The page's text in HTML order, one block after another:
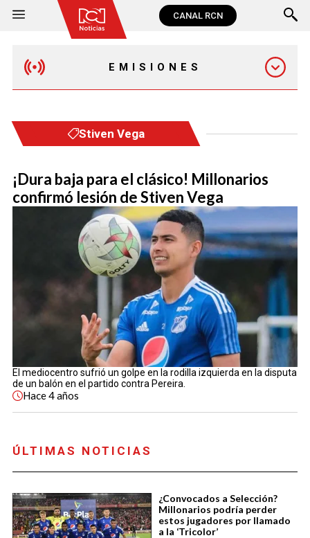
CANAL RCN
EMISIONES
EMISIÓN 7:00 PM
EMISIÓN 11:30 PM
Stiven Vega
¡Dura baja para el clásico! Millonarios
confirmó lesión de Stiven Vega
El mediocentro sufrió un golpe en la rodilla izquierda en la disputa
de un balón en el partido contra Pereira.
Hace4 años
ÚLTIMAS NOTICIAS
¿Convocados a Selección?
Millonarios podría perder
estos jugadores por llamado
a la ‘Tricolor’